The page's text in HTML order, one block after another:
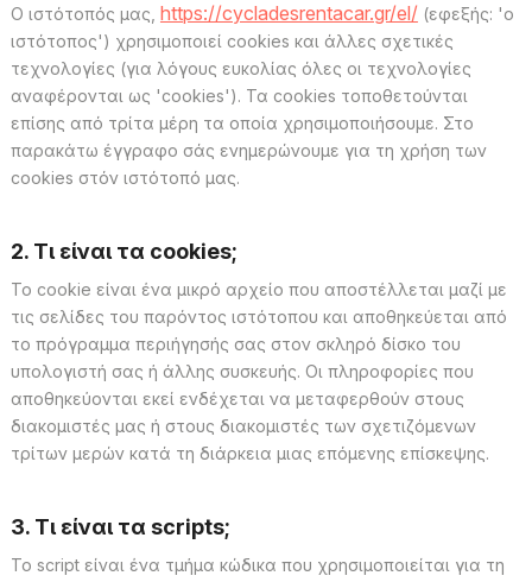
Ο ιστότοπός μας, https://cycladesrentacar.gr/el/ (εφεξής: 'ο
ιστότοπος') χρησιμοποιεί cookies και άλλες σχετικές
τεχνολογίες (για λόγους ευκολίας όλες οι τεχνολογίες
αναφέρονται ως 'cookies'). Τα cookies τοποθετούνται
επίσης από τρίτα μέρη τα οποία χρησιμοποιήσουμε. Στο
παρακάτω έγγραφο σάς ενημερώνουμε για τη χρήση των
cookies στόν ιστότοπό μας.
2. Τι είναι τα cookies;
Το cookie είναι ένα μικρό αρχείο που αποστέλλεται μαζί με
τις σελίδες του παρόντος ιστότοπου και αποθηκεύεται από
το πρόγραμμα περιήγησής σας στον σκληρό δίσκο του
υπολογιστή σας ή άλλης συσκευής. Οι πληροφορίες που
αποθηκεύονται εκεί ενδέχεται να μεταφερθούν στους
διακομιστές μας ή στους διακομιστές των σχετιζόμενων
τρίτων μερών κατά τη διάρκεια μιας επόμενης επίσκεψης.
3. Τι είναι τα scripts;
Το script είναι ένα τμήμα κώδικα που χρησιμοποιείται για τη